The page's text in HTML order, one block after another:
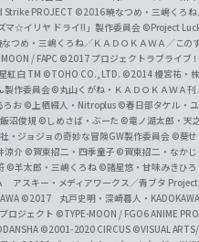
a
n
n
e
l
PROJECT ©2016 暁なつめ・三嶋くろ
マ☆イリヤ ドライ!!」製作委員会 ©Project
つめ・三嶋くろね／ＫＡＤＯＫＡＷＡ／この
/ FAPC ©2017 プロジェクトラブライブ
紅白 TM ©TOHO CO., LTD. ©2014 榎宮祐・
製作委員会©丸山くがね・ＫＡＤＯＫＡＷＡ
ろお ©上栖綴人・Nitroplus ©春日部タケル・
沼俊規 ©しめさば・ぶーた ©竜ノ湖太郎・天
・ジョジョの奇妙な冒険GW製作委員会 ©葵せ
涼介 ©賀東招二・四季童子 ©賀東招二・なかじ
©羊太郎・三嶋くろね ©諸星悠・甘味みきひろ
アスキー・メディアワークス／青ブタ Project
©2017 丸戸史明・深崎暮人・
ロジェクト ©TYPE-MOON / FGO6 ANIME
©2001-2020 CIRCUS ©VISUAL